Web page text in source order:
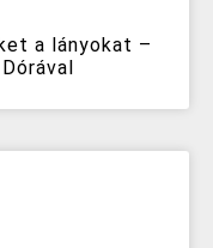
a lányokat –